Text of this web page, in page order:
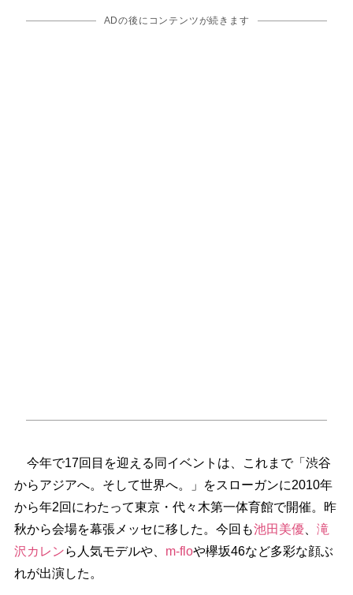
ADの後にコンテンツが続きます
今年で17回目を迎える同イベントは、これまで「渋谷
からアジアへ。そして世界へ。」をスローガンに2010年
から年2回にわたって東京・代々木第一体育館で開催。昨
秋から会場を幕張メッセに移した。今回も池田美優、 滝
沢カレンら人気モデルや、 m-flo欅坂46など多彩な顔ぶ
れが出演した。